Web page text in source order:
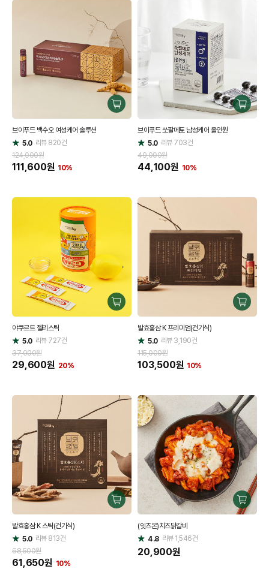
구
매
브이푸드 백수오 여성케어 솔루션
별
점
5.0 리뷰820건
124,000원
111,600원 10%
구
매
브이푸드 쏘팔메토 남성케어 올인원
별
점
5.0 리뷰703건
49,000원
44,100원 10%
구
매
야쿠르트 젤리스틱
별
점
5.0 리뷰727건
37,000원
29,600원 20%
구
매
발효홍삼 K 프리미엄(건기식)
별
점
5.0 리뷰3,190건
115,000원
103,500원 10%
구
매
발효홍삼 K 스틱(건기식)
별
점
5.0 리뷰813건
68,500원
61,650원 10%
구
매
(잇츠온)치즈닭갈비
별
점
4.8 리뷰1,546건
20,900원